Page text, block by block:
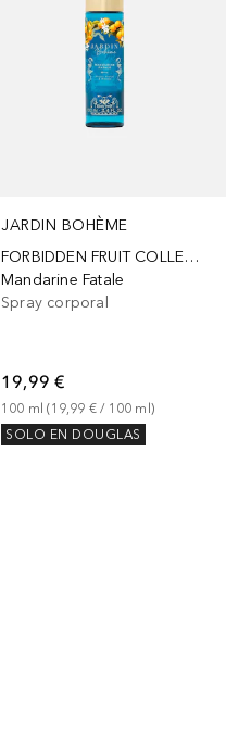
JARDIN BOHÈME
FORBIDDEN FRUIT COLLECTION
Mandarine Fatale
Spray corporal
19,99 €
100 ml (19,99 € / 100 ml )
SOLO EN DOUGLAS